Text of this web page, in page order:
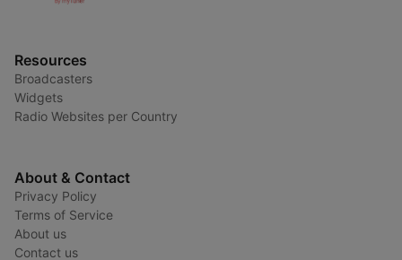
Resources
Broadcasters
Widgets
Radio Websites per Country
About & Contact
Privacy Policy
Terms of Service
About us
Contact us